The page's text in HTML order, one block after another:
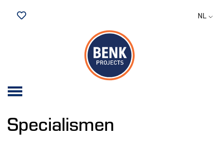
NL
Specialismen